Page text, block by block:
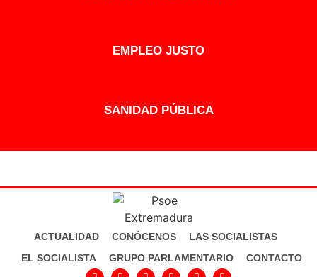
EMPLEO JUSTO
SANIDAD PÚBLICA
ACTUALIDAD CONÓCENOS
LAS SOCIALISTAS
EL SOCIALISTA
GRUPO PARLAMENTARIO CONTACTO